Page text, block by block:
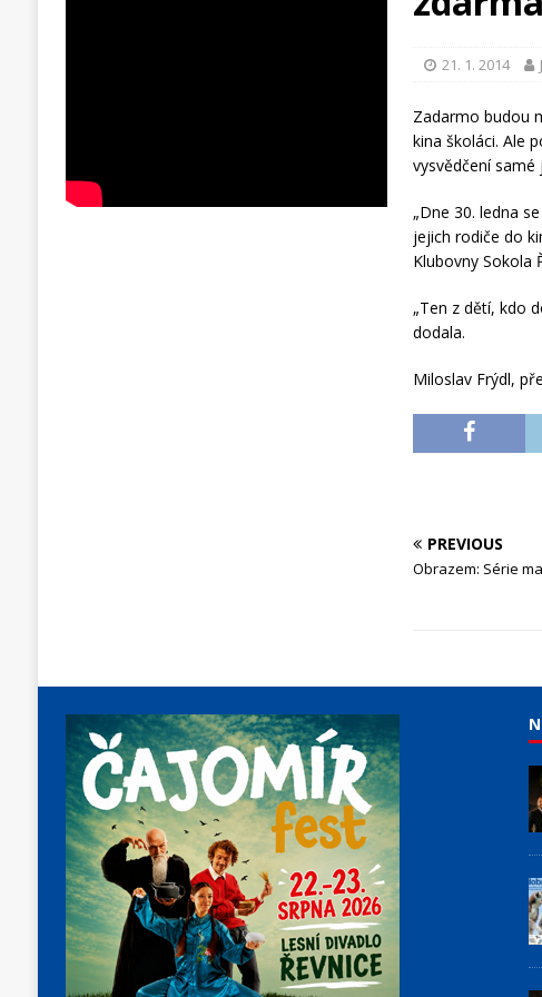
21. 1. 2014
Zadarmo budou
kina školáci. Ale
vysvědčení samé
„Dne 30. ledna
jejich rodiče do
Klubovny Sokola
„Ten z dětí, kdo
dodala.
Miloslav Frýdl,
PREVIOUS
Obrazem: Série